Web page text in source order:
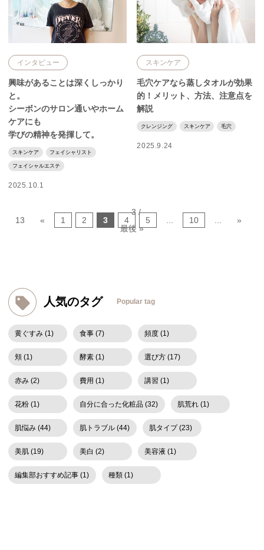
インタビュー
興味があることは深くしっかり
と。
シーボンのサロン通いやホーム
ケアにも
学びの精神を発揮して。
スキンケア フェイシャリスト
フェイシャルエステ
2025.10.1
スキンケア
毛穴ケアなら蒸しタオルが効果
的！メリット、方法、注意点を
解説
クレンジング スキンケア 毛穴
2025.9.24
3 /
13
« 1 2 3 4 5 ... 10 ...
»
最後 »
人気のタグ Popular tag
黄ぐすみ (1) 食事 (7) 頻度 (1)
頬 (1) 酵素 (1) 選び方 (17)
赤み (2) 費用 (1) 講習 (1)
花粉 (1) 自分に合った化粧品 (32) 肌荒れ (1)
肌悩み (44) 肌トラブル (44) 肌タイプ (23)
美肌 (19) 美白 (2) 美容液 (1)
編集部おすすめ記事 (1) 種類 (1)